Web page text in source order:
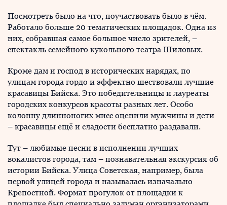
Посмотреть было на что, поучаствовать было в чём.
Работало больше 20 тематических площадок. Одна из
них, собравшая самое большое число зрителей, –
спектакль семейного кукольного театра Шиловых.
Кроме дам и господ в исторических нарядах, по
улицам города гордо и эффектно шествовали лучшие
красавицы Бийска. Это победительницы и лауреаты
городских конкурсов красоты разных лет. Особо
колонну длинноногих мисс оценили мужчины и дети
– красавицы ещё и сладости бесплатно раздавали.
Тут – любимые песни в исполнении лучших
вокалистов города, там – познавательная экскурсия об
истории Бийска. Улица Советская, например, была
первой улицей города и называлась изначально
Крепостной. Формат прогулок от площадки к